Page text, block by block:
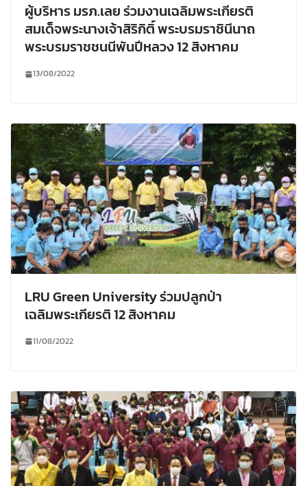
ผู้บริหาร มรภ.เลย ร่วมงานเฉลิมพระเกียรติ
สมเด็จพระนางเจ้าสิริกิติ์ พระบรมราชินีนาถ
พระบรมราชชนนีพันปีหลวง 12 สิงหาคม
13/08/2022
LRU Green University ร่วมปลูกป่า
เฉลิมพระเกียรติ 12 สิงหาคม
11/08/2022